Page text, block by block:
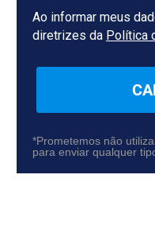
Ao informar meus
diretrizes da Política
*Prometemos não
para enviar qualquer